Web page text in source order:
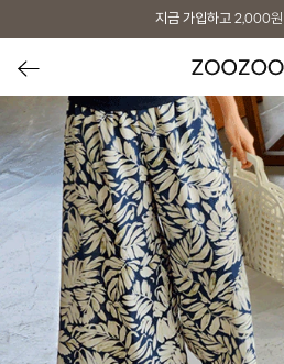
지금 가입하고 2,000원